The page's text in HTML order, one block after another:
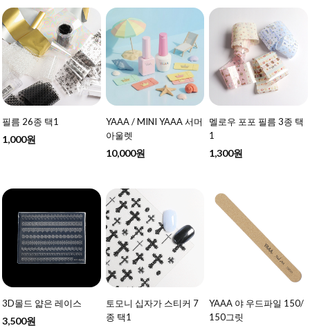
필름 26종 택1
1,000원
YAAA / MINI YAAA 서머
아울렛
10,000원
멜로우 포포 필름 3종 택
1
1,300원
3D몰드 얇은 레이스
3,500원
토모니 십자가 스티커 7
종 택1
YAAA 야 우드파일 150/
150그릿